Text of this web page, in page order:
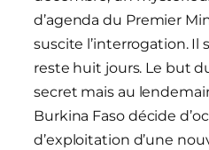
d’agenda du Premier
suscite l’interrogation. Il
reste huit jours. Le but
secret mais au
Burkina Faso décide
d’exploitation d’une